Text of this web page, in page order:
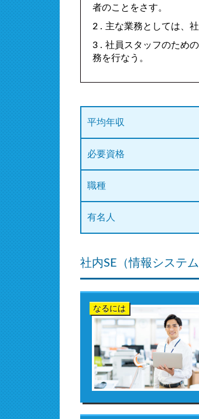
者のことをさす。
主な業務としては、
社員スタッフのため
務を行なう。
平均年収
必要資格
職種
有名人
社内SE（情報システ
なるには